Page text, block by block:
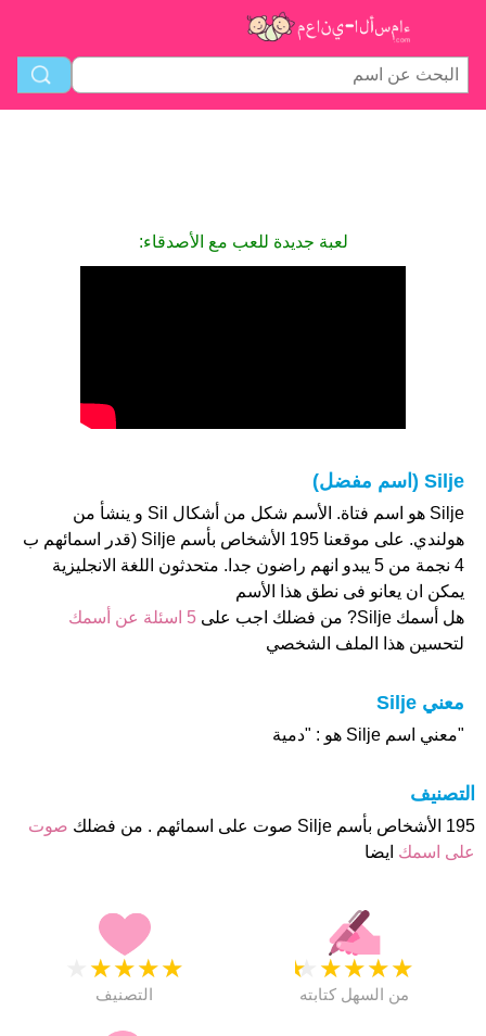
لعبة جديدة للعب مع الأصدقاء:
Silje (اسم مفضل)
Silje هو اسم فتاة. الأسم شكل من أشكال Sil و ينشأ من
هولندي. على موقعنا 195 الأشخاص بأسم Silje (قدر اسمائهم ب
4 نجمة من 5 يبدو انهم راضون جدا. متحدثون اللغة الانجليزية
يمكن ان يعانو فى نطق هذا الأسم
هل أسمك Silje? من فضلك اجب على
5 اسئلة عن أسمك
لتحسين هذا الملف الشخصي
معني Silje
"معني اسم Silje هو : "دمية
التصنيف
195 الأشخاص بأسم Silje صوت على اسمائهم . من فضلك
صوت
على اسمك ايضا
★
★
★
★
التصنيف
★
★
★
★
★
من السهل كتابته